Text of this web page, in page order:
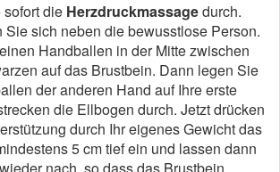
die Herzdruckmassagedurch.
Sie sich neben die bewusstlose Person.
Handballen in der Mitte zwischen
auf das Brustbein. Dann legen Sie
der anderen Hand auf Ihre erste
die Ellbogen durch. Jetzt drücken
durch Ihr eigenes Gewicht das
5 cm tief ein und lassen dann